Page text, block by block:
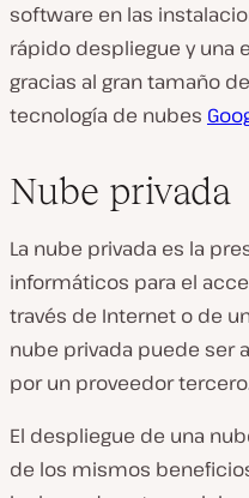
software en las
rápido despliegue y una
gracias al gran tamaño
tecnología de nubes
Nube privada
La nube privada es la
informáticos para el
través de Internet o de
nube privada puede ser
por un proveedor tercero.
El despliegue de una
de los mismos